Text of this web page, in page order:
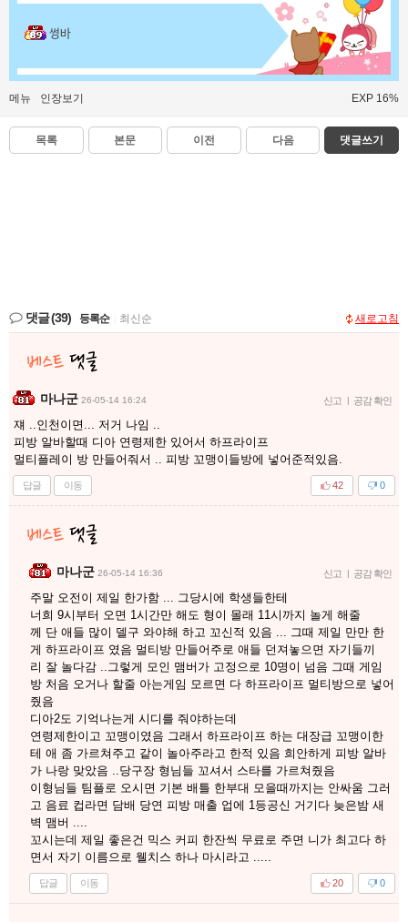
썽바
메뉴 인장보기 EXP 16%
목록 본문 이전 다음 댓글쓰기
댓글(39) 등록순 최신순 새로고침
마나군 26-05-14 16:24 신고 | 공감 확인
쟤 ..인천이면... 저거 나임 ..
피방 알바할때 디아 연령제한 있어서 하프라이프
멀티플레이 방 만들어줘서 .. 피방 꼬맹이들방에 넣어준적있음.
답글 이동 0
42
마나군 26-05-14 16:36 신고 | 공감 확인
주말 오전이 제일 한가함 ... 그당시에 학생들한테
너희 9시부터 오면 1시간만 해도 형이 몰래 11시까지 놀게 해줄
께 단 애들 많이 델구 와야해 하고 꼬신적 있음 ... 그때 제일 만만 한
게 하프라이프 였음 멀티방 만들어주로 애들 던져놓으면 자기들끼
리 잘 놀다감 ..그렇게 모인 맴버가 고정으로 10명이 넘음 그때 게임
방 처음 오거나 할줄 아는게임 모르면 다 하프라이프 멀티방으로 넣어
줬음
디아2도 기억나는게 시디를 줘야하는데
연령제한이고 꼬맹이였음 그래서 하프라이프 하는 대장급 꼬맹이한
테 애 좀 가르쳐주고 같이 놀아주라고 한적 있음 희안하게 피방 알바
가 나랑 맞았음 ..당구장 형님들 꼬셔서 스타를 가르쳐줬음
이형님들 팀플로 오시면 기본 배틀 한부대 모을때까지는 안싸움 그러
고 음료 컵라면 담배 당연 피방 매출 업에 1등공신 거기다 늦은밤 새
벽 맴버 ....
꼬시는데 제일 좋은건 믹스 커피 한잔씩 무료로 주면 니가 최고다 하
면서 자기 이름으로 웰치스 하나 마시라고 .....
답글 이동 0
20